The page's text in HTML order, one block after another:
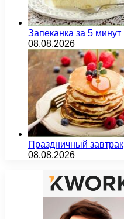
Запеканка за 5 минут
08.08.2026
Праздничный завтрак
08.08.2026